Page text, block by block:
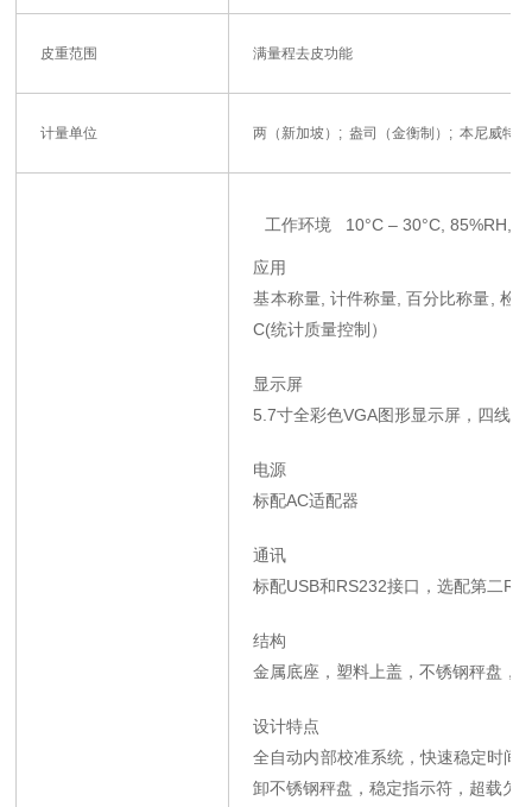
皮重范围 满量程去皮功能
计量单位 两（新加坡）; 盎司（金衡制）; 本尼威
工作环境 10°C – 30°C, 85%RH,
应用
基本称量, 计件称量, 百分比称量, 检
C(统计质量控制）
显示屏
5.7寸全彩色VGA图形显示屏，四线
电源
标配AC适配器
通讯
标配USB和RS232接口，选配第二
结构
金属底座，塑料上盖，不锈钢秤盘，
设计特点
全自动内部校准系统，快速稳定时间
卸不锈钢秤盘，稳定指示符，超载欠